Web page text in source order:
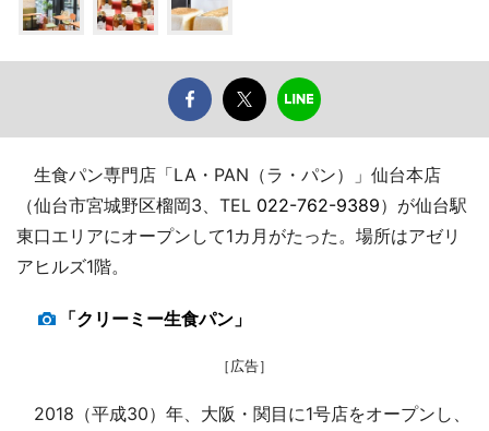
生食パン専門店「LA・PAN（ラ・パン）」仙台本店
（仙台市宮城野区榴岡3、TEL 022-762-9389）が仙台駅
東口エリアにオープンして1カ月がたった。場所はアゼリ
アヒルズ1階。
「クリーミー生食パン」
［広告］
2018（平成30）年、大阪・関目に1号店をオープンし、